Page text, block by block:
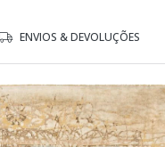
ENVIOS & DEVOLUÇÕES